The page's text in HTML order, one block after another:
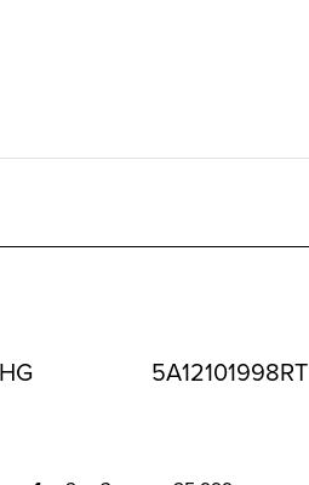
5A12101998RT